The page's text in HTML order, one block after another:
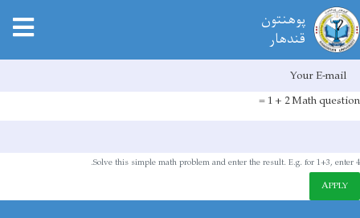
پوهنتون
قندهار
E-mail
Math question
2 + 1 =
Solve this simple math problem and enter the result. E.g. for 1+3, enter 4.
APPLY